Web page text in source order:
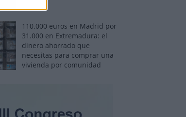
110.000 euros en Madrid por
31.000 en Extremadura: el
dinero ahorrado que
necesitas para comprar una
vivienda por comunidad